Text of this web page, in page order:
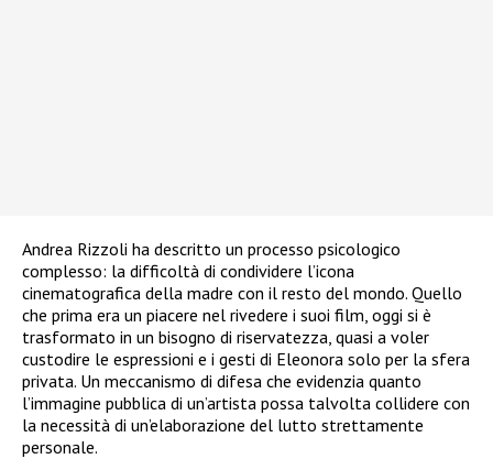
Andrea Rizzoli ha descritto un processo psicologico
complesso: la difficoltà di condividere l’icona
cinematografica della madre con il resto del mondo. Quello
che prima era un piacere nel rivedere i suoi film, oggi si è
trasformato in un bisogno di riservatezza, quasi a voler
custodire le espressioni e i gesti di Eleonora solo per la sfera
privata. Un meccanismo di difesa che evidenzia quanto
l’immagine pubblica di un’artista possa talvolta collidere con
la necessità di un’elaborazione del lutto strettamente
personale.